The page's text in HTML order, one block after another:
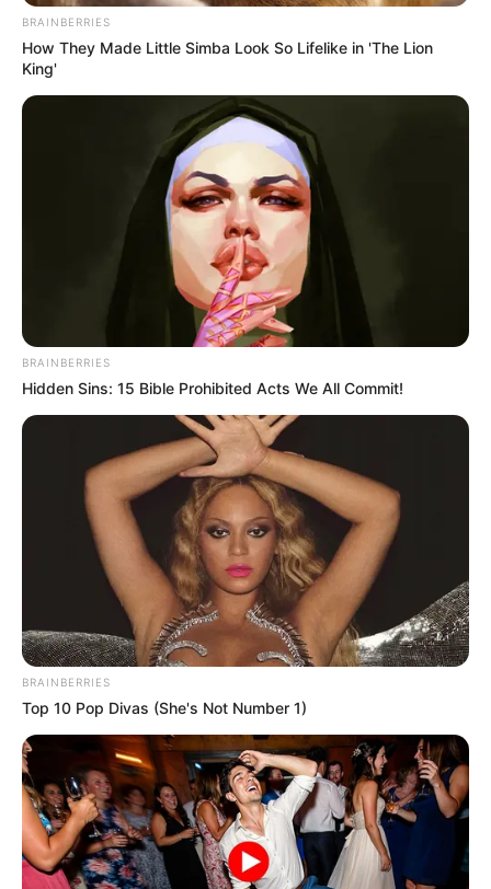
ΤΑ ΠΙΟ ΔΗΜΟΦΙΛΗ
BRAINBERRIES
How They Made Little Simba Look So Lifelike in 'The Lion
King'
BRAINBERRIES
Hidden Sins: 15 Bible Prohibited Acts We All Commit!
BRAINBERRIES
Top 10 Pop Divas (She's Not Number 1)